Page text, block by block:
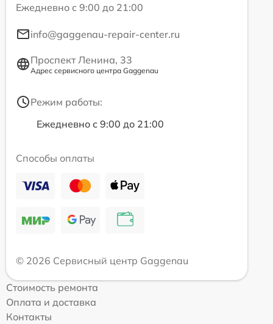
Ежедневно с 9:00 до 21:00
info@gaggenau-repair-center.ru
Проспект Ленина, 33
Адрес сервисного центра Gaggenau
Режим работы:
Ежедневно с 9:00 до 21:00
Способы оплаты
© 2026 Сервисный центр Gaggenau
Стоимость ремонта
Оплата и доставка
Контакты